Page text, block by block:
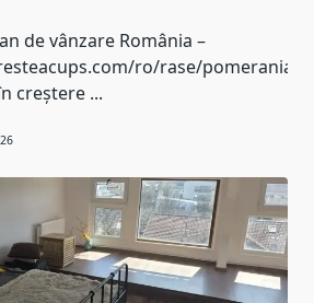
de vânzare România –
ro/rase/pomeranian-
creștere ...